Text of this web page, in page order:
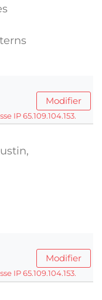
Modifier
IP 65.109.104.153.
Modifier
IP 65.109.104.153.